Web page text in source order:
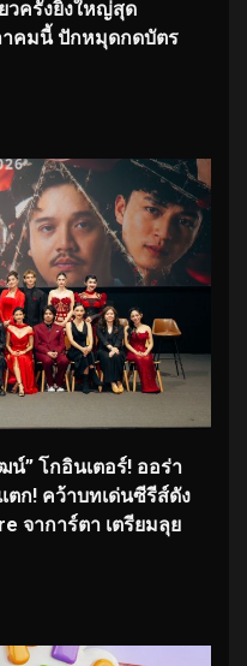
ยวครั้งยิ่งใหญ่สุด
าคมนี้ ปักหมุดกดบัตร
” โกอินเตอร์! ออร่า
ก! คว้าบทเด่นซีรีส์ดัง
จาการ์ตา เตรียมลุย